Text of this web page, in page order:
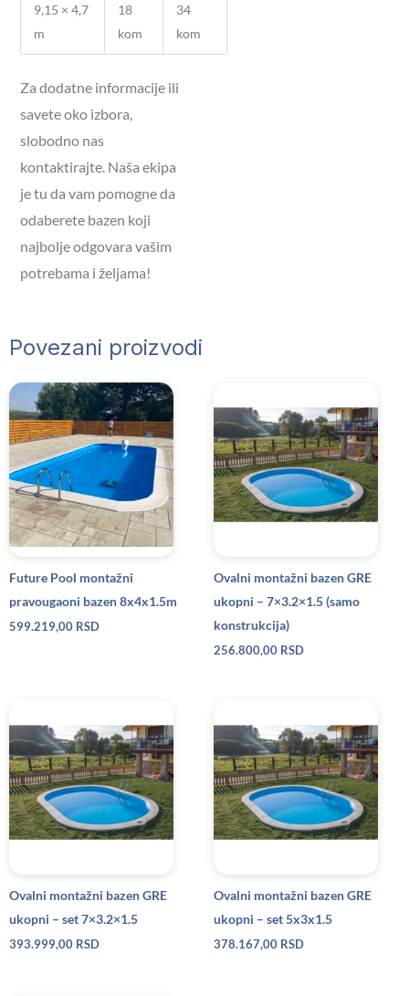
9,15 × 4,7
m
18
kom
34
kom
Za dodatne informacije ili
savete oko izbora,
slobodno nas
kontaktirajte. Naša ekipa
je tu da vam pomogne da
odaberete bazen koji
najbolje odgovara vašim
potrebama i željama!
Povezani proizvodi
Future Pool montažni
pravougaoni bazen 8x4x1.5m
599.219,00 RSD
Ovalni montažni bazen GRE
ukopni – 7×3.2×1.5 (samo
konstrukcija)
256.800,00 RSD
Ovalni montažni bazen GRE
ukopni – set 7×3.2×1.5
393.999,00 RSD
Ovalni montažni bazen GRE
ukopni – set 5x3x1.5
378.167,00 RSD